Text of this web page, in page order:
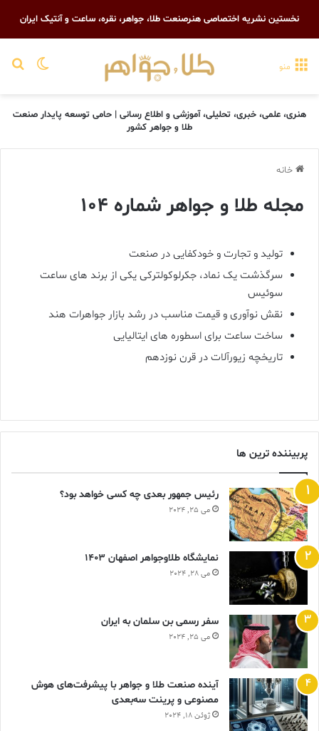
نخستین نشریه اختصاصی هنرصنعت طلا، جواهر، نقره، ساعت و آنتیک ایران
تغییر منو
هنری، علمی، خبری، تحلیلی، آموزشی و اطلاع رسانی | حامی توسعه پایدار صنعت
طلا و جواهر کشور
خانه
مجله طلا و جواهر شماره ۱۰۴
تولید و تجارت و خودکفایی در صنعت
سرگذشت یک نماد، جکرلوکولترکی یکی از برند های ساعت
سوئیس
نقش نوآوری و قیمت مناسب در رشد بازار جواهرات هند
ساخت ساعت برای اسطوره های ایتالیایی
تاریخچه زیورآلات در قرن نوزدهم
پربیننده ترین ها
رئیس جمهور بعدی چه کسی خواهد بود؟
می 25, 2024
نمایشگاه طلاوجواهر اصفهان 1403
می 28, 2024
سفر رسمی بن سلمان به ایران
می 25, 2024
آینده صنعت طلا و جواهر با پیشرفت‌های هوش
مصنوعی و پرینت سه‌بعدی
ژوئن 18, 2024